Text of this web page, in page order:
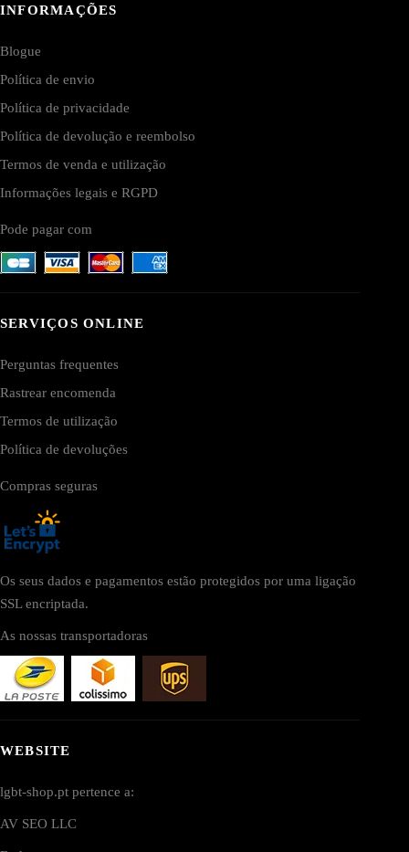
INFORMAÇÕES
Blogue
Política de envio
Política de privacidade
Política de devolução e reembolso
Termos de venda e utilização
Informações legais e RGPD
Pode pagar com
SERVIÇOS ONLINE
Perguntas frequentes
Rastrear encomenda
Termos de utilização
Política de devoluções
Compras seguras
Os seus dados e pagamentos estão protegidos por uma ligação
SSL encriptada.
As nossas transportadoras
WEBSITE
lgbt-shop.pt pertence a:
AV SEO LLC